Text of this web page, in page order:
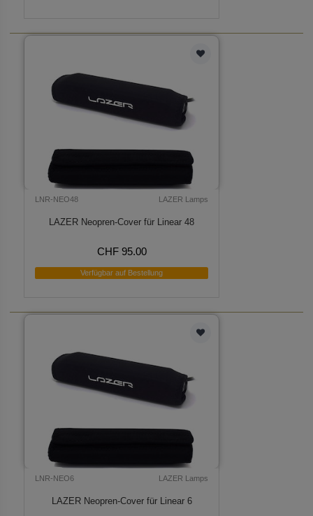
LNR-NEO48 LAZER Lamps
LAZER Neopren-Cover für Linear 48
CHF 95.00
Verfügbar auf Bestellung
LNR-NEO6 LAZER Lamps
LAZER Neopren-Cover für Linear 6